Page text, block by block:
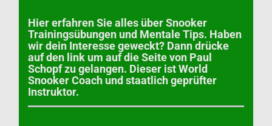
Hier erfahren Sie alles über Snooker
Trainingsübungen und Mentale Tips. Haben
wir dein Interesse geweckt? Dann drücke
auf den link um auf die Seite von Paul
Schopf zu gelangen. Dieser ist World
Snooker Coach und staatlich geprüfter
Instruktor.